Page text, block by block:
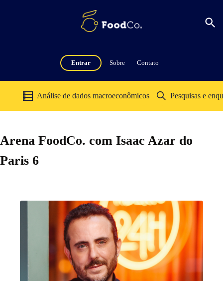
Entrar Sobre Contato
Análise de dados macroeconômicos Pesquisas e
Arena FoodCo. com Isaac Azar do
Paris 6